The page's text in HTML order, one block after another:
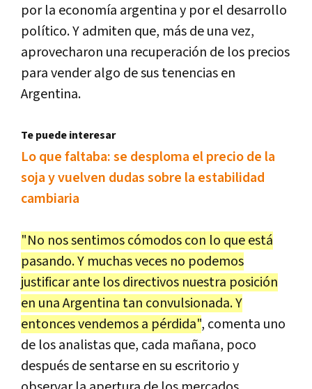
por la economía argentina y por el desarrollo
político. Y admiten que, más de una vez,
aprovecharon una recuperación de los precios
para vender algo de sus tenencias en
Argentina.
Te puede interesar
Lo que faltaba: se desploma el precio de la
soja y vuelven dudas sobre la estabilidad
cambiaria
"No nos sentimos cómodos con lo que está
pasando. Y muchas veces no podemos
justificar ante los directivos nuestra posición
en una Argentina tan convulsionada. Y
entonces vendemos a pérdida", comenta uno
de los analistas que, cada mañana, poco
después de sentarse en su escritorio y